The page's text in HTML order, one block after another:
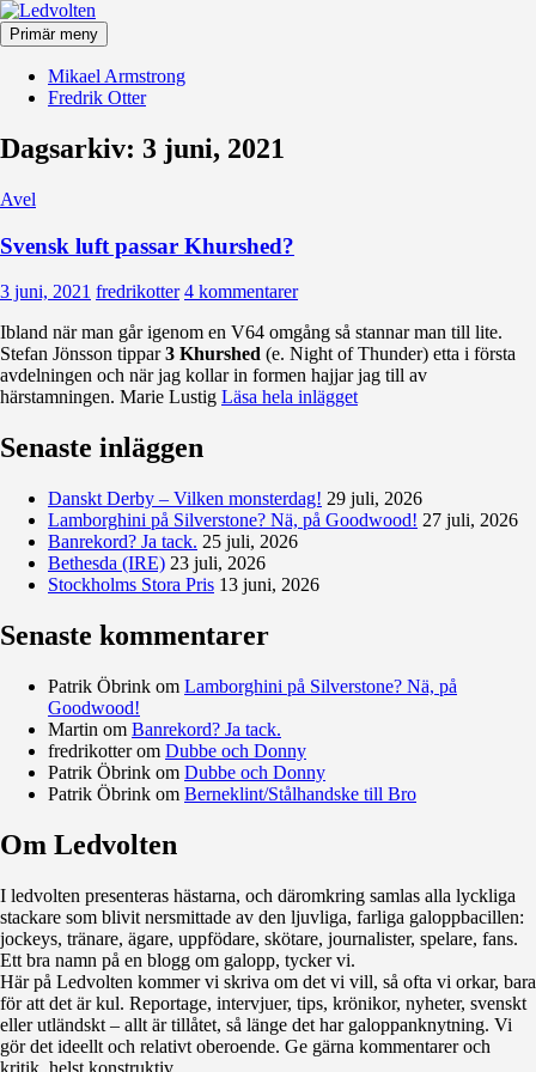
Hoppa
till
innehåll
Ledvolten
Primär meny
Mikael Armstrong
Fredrik Otter
Dagsarkiv: 3 juni, 2021
Avel
Svensk luft passar Khurshed?
3 juni, 2021 fredrikotter 4 kommentarer
Ibland när man går igenom en V64 omgång så stannar man till lite.
Stefan Jönsson tippar3 Khurshed (e. Night of Thunder) etta i första
avdelningen och när jag kollar in formen hajjar jag till av
härstamningen. Marie Lustig Läsa hela inlägget
Senaste inläggen
Danskt Derby – Vilken monsterdag! 29 juli, 2026
Lamborghini på Silverstone? Nä, på Goodwood! 27 juli, 2026
Banrekord? Ja tack. 25 juli, 2026
Bethesda (IRE) 23 juli, 2026
Stockholms Stora Pris 13 juni, 2026
Senaste kommentarer
Patrik Öbrink om Lamborghini på Silverstone? Nä, på
Goodwood!
Martin om Banrekord? Ja tack.
fredrikotterom Dubbe och Donny
Patrik Öbrink om Dubbe och Donny
Patrik Öbrink om Berneklint/Stålhandske till Bro
Om Ledvolten
I ledvolten presenteras hästarna, och däromkring samlas alla lyckliga
stackare som blivit nersmittade av den ljuvliga, farliga galoppbacillen:
jockeys, tränare, ägare, uppfödare, skötare, journalister, spelare, fans.
Ett bra namn på en blogg om galopp, tycker vi.
Här på Ledvolten kommer vi skriva om det vi vill, så ofta vi orkar, bara
för att det är kul. Reportage, intervjuer, tips, krönikor, nyheter, svenskt
eller utländskt – allt är tillåtet, så länge det har galoppanknytning. Vi
gör det ideellt och relativt oberoende. Ge gärna kommentarer och
kritik, helst konstruktiv.